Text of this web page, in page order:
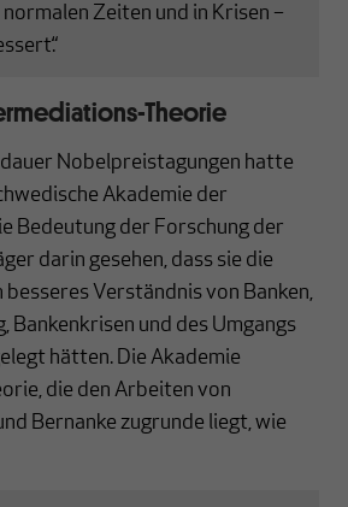
normalen Zeiten und in Krisen –
Theorie
Nobelpreistagungen hatte
Akademie der
Bedeutung der Forschung der
darin gesehen, dass sie die
besseres Verständnis von Banken,
Bankenkrisen und des Umgangs
hätten. Die Akademie
die den Arbeiten von
Bernanke zugrunde liegt, wie